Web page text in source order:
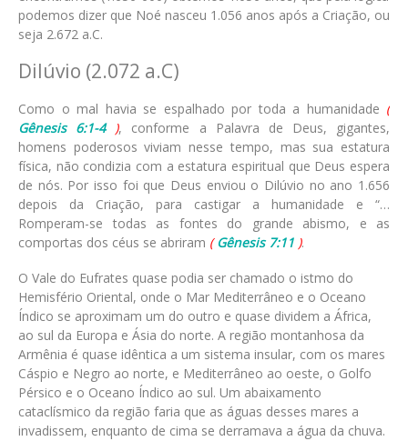
podemos dizer que Noé nasceu 1.056 anos após a Criação, ou
seja 2.672 a.C.
Dilúvio (2.072 a.C)
Como o mal havia se espalhado por toda a humanidade (
Gênesis 6:1-4), conforme a Palavra de Deus, gigantes,
homens poderosos viviam nesse tempo, mas sua estatura
física, não condizia com a estatura espiritual que Deus espera
de nós. Por isso foi que Deus enviou o Dilúvio no ano 1.656
depois da Criação, para castigar a humanidade e “…
Romperam-se todas as fontes do grande abismo, e as
comportas dos céus se abriram (Gênesis 7:11 ).
O Vale do Eufrates quase podia ser chamado o istmo do
Hemisfério Oriental, onde o Mar Mediterrâneo e o Oceano
Índico se aproximam um do outro e quase dividem a África,
ao sul da Europa e Ásia do norte. A região montanhosa da
Armênia é quase idêntica a um sistema insular, com os mares
Cáspio e Negro ao norte, e Mediterrâneo ao oeste, o Golfo
Pérsico e o Oceano Índico ao sul. Um abaixamento
cataclísmico da região faria que as águas desses mares a
invadissem, enquanto de cima se derramava a água da chuva.